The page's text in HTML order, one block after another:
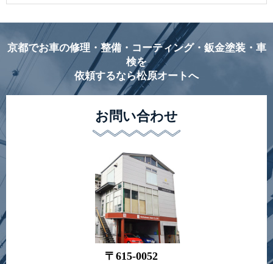
京都でお車の修理・整備・コーティング・鈑金塗装・車
検を
依頼するなら松原オートへ
お問い合わせ
〒615-0052